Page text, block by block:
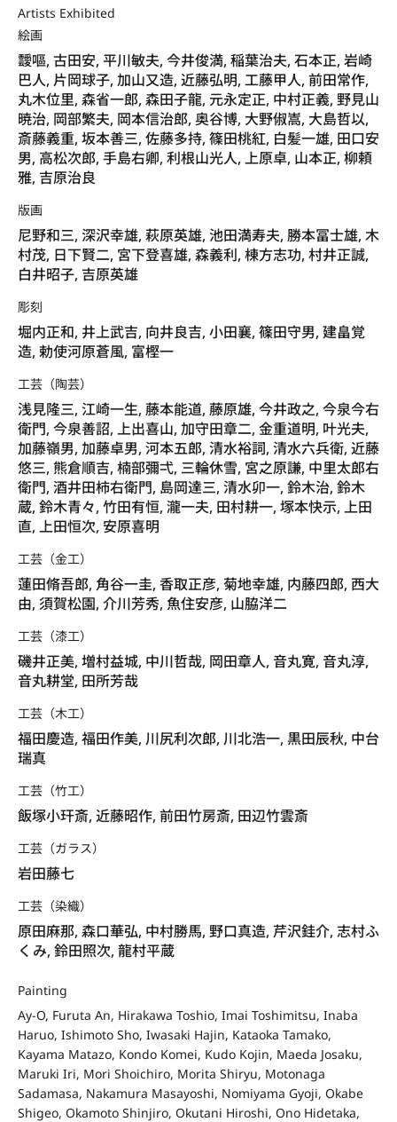
Artists Exhibited
絵画
靉嘔, 古田安, 平川敏夫, 今井俊満, 稲葉治夫, 石本正, 岩崎
巴人, 片岡球子, 加山又造, 近藤弘明, 工藤甲人, 前田常作,
丸木位里, 森省一郎, 森田子龍, 元永定正, 中村正義, 野見山
暁治, 岡部繁夫, 岡本信治郎, 奥谷博, 大野俶嵩, 大島哲以,
斎藤義重, 坂本善三, 佐藤多持, 篠田桃紅, 白髪一雄, 田口安
男, 高松次郎, 手島右卿, 利根山光人, 上原卓, 山本正, 柳頼
雅, 吉原治良
版画
尼野和三, 深沢幸雄, 萩原英雄, 池田満寿夫, 勝本冨士雄, 木
村茂, 日下賢二, 宮下登喜雄, 森義利, 棟方志功, 村井正誠,
白井昭子, 吉原英雄
彫刻
堀内正和, 井上武吉, 向井良吉, 小田襄, 篠田守男, 建畠覚
造, 勅使河原蒼風, 富樫一
工芸（陶芸）
浅見隆三, 江崎一生, 藤本能道, 藤原雄, 今井政之, 今泉今右
衛門, 今泉善詔, 上出喜山, 加守田章二, 金重道明, 叶光夫,
加藤嶺男, 加藤卓男, 河本五郎, 清水裕詞, 清水六兵衛, 近藤
悠三, 熊倉順吉, 楠部彌弌, 三輪休雪, 宮之原謙, 中里太郎右
衛門, 酒井田柿右衛門, 島岡達三, 清水卯一, 鈴木治, 鈴木
蔵, 鈴木青々, 竹田有恒, 瀧一夫, 田村耕一, 塚本快示, 上田
直, 上田恒次, 安原喜明
工芸（金工）
蓮田脩吾郎, 角谷一圭, 香取正彦, 菊地幸雄, 内藤四郎, 西大
由, 須賀松園, 介川芳秀, 魚住安彦, 山脇洋二
工芸（漆工）
磯井正美, 増村益城, 中川哲哉, 岡田章人, 音丸寛, 音丸淳,
音丸耕堂, 田所芳哉
工芸（木工）
福田慶造, 福田作美, 川尻利次郎, 川北浩一, 黒田辰秋, 中台
瑞真
工芸（竹工）
飯塚小玕斎, 近藤昭作, 前田竹房斎, 田辺竹雲斎
工芸（ガラス）
岩田藤七
工芸（染織）
原田麻那, 森口華弘, 中村勝馬, 野口真造, 芹沢銈介, 志村ふ
くみ, 鈴田照次, 龍村平蔵
Painting
Ay-O, Furuta An, Hirakawa Toshio, Imai Toshimitsu, Inaba
Haruo, Ishimoto Sho, Iwasaki Hajin, Kataoka Tamako,
Kayama Matazo, Kondo Komei, Kudo Kojin, Maeda Josaku,
Maruki Iri, Mori Shoichiro, Morita Shiryu, Motonaga
Sadamasa, Nakamura Masayoshi, Nomiyama Gyoji, Okabe
Shigeo, Okamoto Shinjiro, Okutani Hiroshi, Ono Hidetaka,